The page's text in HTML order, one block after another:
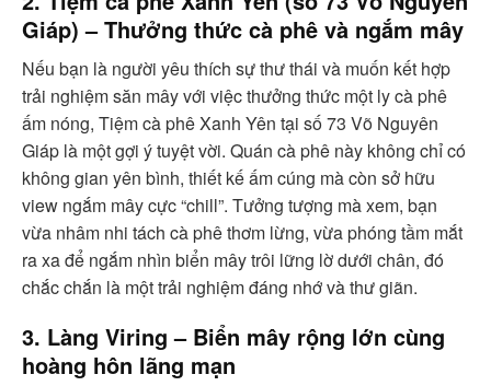
Giáp) – Thưởng thức cà phê và ngắm mây
Nếu bạn là người yêu thích sự thư thái và muốn kết hợp
trải nghiệm săn mây với việc thưởng thức một ly cà phê
ấm nóng, Tiệm cà phê Xanh Yên tại số 73 Võ Nguyên
Giáp là một gợi ý tuyệt vời. Quán cà phê này không chỉ có
không gian yên bình, thiết kế ấm cúng mà còn sở hữu
view ngắm mây cực “chill”. Tưởng tượng mà xem, bạn
vừa nhâm nhi tách cà phê thơm lừng, vừa phóng tầm mắt
ra xa để ngắm nhìn biển mây trôi lững lờ dưới chân, đó
chắc chắn là một trải nghiệm đáng nhớ và thư giãn.
3. Làng Viring – Biển mây rộng lớn cùng
hoàng hôn lãng mạn